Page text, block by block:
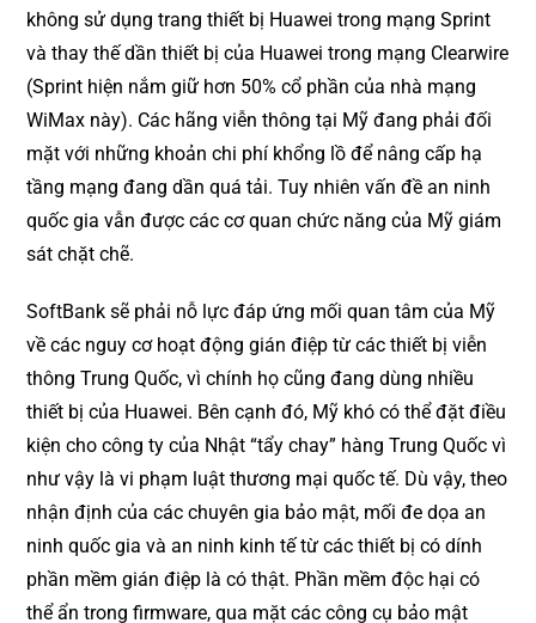
không sử dụng trang thiết bị Huawei trong mạng Sprint
và thay thế dần thiết bị của Huawei trong mạng Clearwire
(Sprint hiện nắm giữ hơn 50% cổ phần của nhà mạng
WiMax này). Các hãng viễn thông tại Mỹ đang phải đối
mặt với những khoản chi phí khổng lồ để nâng cấp hạ
tầng mạng đang dần quá tải. Tuy nhiên vấn đề an ninh
quốc gia vẫn được các cơ quan chức năng của Mỹ giám
sát chặt chẽ.
SoftBank sẽ phải nỗ lực đáp ứng mối quan tâm của Mỹ
về các nguy cơ hoạt động gián điệp từ các thiết bị viễn
thông Trung Quốc, vì chính họ cũng đang dùng nhiều
thiết bị của Huawei. Bên cạnh đó, Mỹ khó có thể đặt điều
kiện cho công ty của Nhật “tẩy chay” hàng Trung Quốc vì
như vậy là vi phạm luật thương mại quốc tế. Dù vậy, theo
nhận định của các chuyên gia bảo mật, mối đe dọa an
ninh quốc gia và an ninh kinh tế từ các thiết bị có dính
phần mềm gián điệp là có thật. Phần mềm độc hại có
thể ẩn trong firmware, qua mặt các công cụ bảo mật